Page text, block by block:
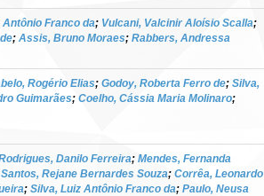
Antônio Franco da; Vulcani, Valcinir Aloísio Scalla;
; Assis, Bruno Moraes; Rabbers, Andressa
Rogério Elias; Godoy, Roberta Ferro de; Silva,
Guimarães; Coelho, Cássia Maria Molinaro;
Danilo Ferreira; Mendes, Fernanda
Santos, Rejane Bernardes Souza; Corrêa, Leonardo
; Silva, Luiz Antônio Franco da; Paulo, Neusa